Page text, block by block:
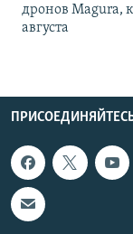
дронов Magura,
августа